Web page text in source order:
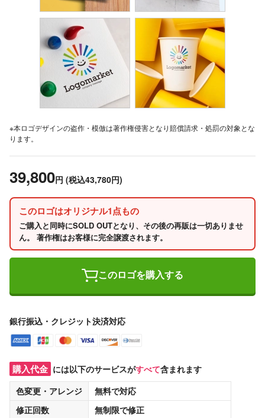
※本ロゴデザインの盗作・模倣は著作権侵害となり賠償請求・処罰の対象とな
ります。
39,800円 (税込43,780円)
このロゴはオリジナル1点もの
ご購入と同時にSOLD OUTとなり、その後の再販は一切ありませ
ん。 著作権はお客様に完全譲渡されます。
このロゴを購入する
銀行振込・クレジット決済対応
購入代金 には以下のサービスがすべて含まれます
色変更・アレンジ
無料で対応
修正回数
無制限で修正